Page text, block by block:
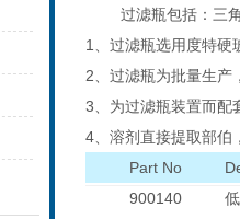
过滤瓶包括：三角
1、过滤瓶选用度特硬
2、过滤瓶为批量生产
3、为过滤瓶装置而配
4、溶剂直接提取部伯
Part No
900140